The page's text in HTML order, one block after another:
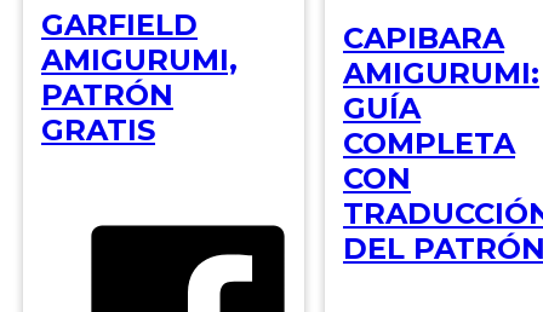
GARFIELD
AMIGURUMI,
PATRÓN
GRATIS
CAPIBARA
AMIGURUMI:
GUÍA
COMPLETA
CON
DEL